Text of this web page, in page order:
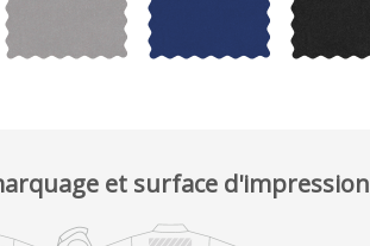
et surface d'impression